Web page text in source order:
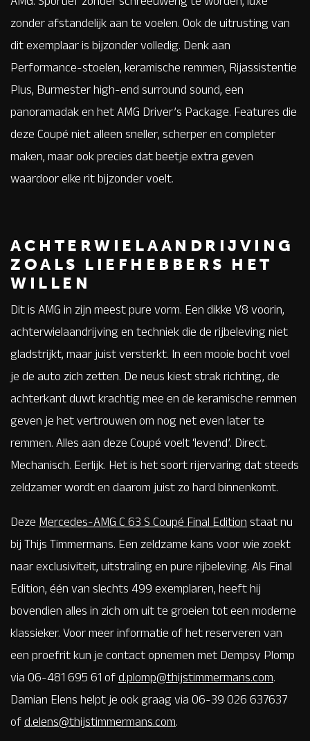
zonder afstandelijk aan te voelen. Ook de uitrusting van
dit exemplaar is bijzonder volledig. Denk aan
Performance-stoelen, keramische remmen, Rijassistentie
Plus, Burmester high-end surround sound, een
panoramadak en het AMG Driver’s Package. Features die
deze Coupé niet alleen sneller, scherper en completer
maken, maar ook precies dat beetje extra geven
waardoor elke rit bijzonder voelt.
ACHTERWIELAANDRIJVING
ZOALS LIEFHEBBERS HET
WILLEN
Dit is AMG in zijn meest pure vorm. Een dikke V8 voorin,
achterwielaandrijving en techniek die de rijbeleving niet
gladstrijkt, maar juist versterkt. In een mooie bocht voel
je de auto zich zetten. De neus kiest strak richting, de
achterkant duwt krachtig mee en de keramische remmen
geven je het vertrouwen om nog net even later te
remmen. Alles aan deze Coupé voelt ‘levend’. Direct.
Mechanisch. Eerlijk. Het is het soort rijervaring dat steeds
zeldzamer wordt en daarom juist zo hard binnenkomt.
Deze Mercedes-AMG C 63 S Coupé Final Edition staat nu
bij Thijs Timmermans. Een zeldzame kans voor wie zoekt
naar exclusiviteit, uitstraling en pure rijbeleving. Als Final
Edition, één van slechts 499 exemplaren, heeft hij
bovendien alles in zich om uit te groeien tot een moderne
klassieker. Voor meer informatie of het reserveren van
een proefrit kun je contact opnemen met Dempsy Plomp
via 06-481 695 61 of d.plomp@thijstimmermans.com.
Damian Elens helpt je ook graag via 06-39 026 637637
of d.elens@thijstimmermans.com.